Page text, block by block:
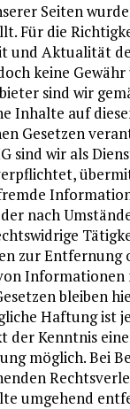
Seiten
Für die
und Aktualität
keine
sind wir
Inhalte auf
Gesetzen
sind wir als
nach
zur Entfernung
Informationen
bleiben
Haftung ist
der Kenntnis
möglich. Bei
umgehend